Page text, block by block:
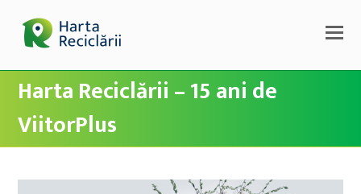
Harta Reciclării – 15 ani de
ViitorPlus